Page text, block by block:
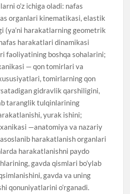
o’z ichiga oladi: nafas
organlari kinematikasi, elastik
(ya’ni harakatlarning geometrik
harakatlari dinamikasi
faoliyatining boshqa sohalarini;
— qon tomirlari va
tomirlarning qon
gidravlik qarshiligini,
taranglik tulqinlarining
yurak ishini;
—anatomiya va nazariy
harakatlanish organlari
harakatlanishni paydo
gavda qismlari bo’ylab
gavda va uning
qonuniyatlarini o’rganadi.